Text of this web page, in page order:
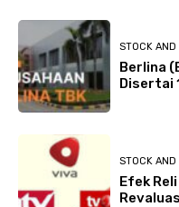
STOCK AND
Berlina
Disertai
STOCK AND
Efek